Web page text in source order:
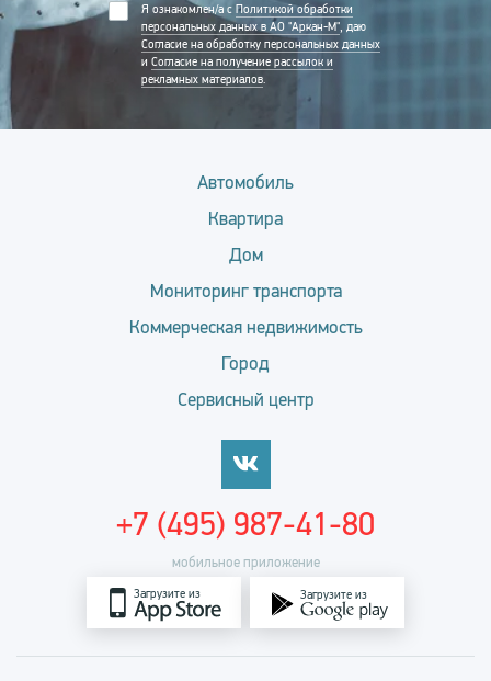
Я ознакомлен/а с Политикой обработки
персональных данных в АО "Аркан-М", даю
Согласие на обработку персональных данных
и Согласие на получение рассылок и
рекламных материалов.
Автомобиль
Квартира
Дом
Мониторинг транспорта
Коммерческая недвижимость
Город
Сервисный центр
мобильное приложение
Загрузите из Загрузите из
+7 (495) 987-41-80